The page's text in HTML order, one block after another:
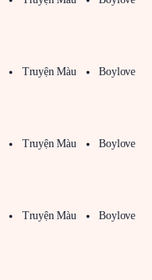
Truyện Màu
Boylove
Truyện Màu
Boylove
Truyện Màu
Boylove